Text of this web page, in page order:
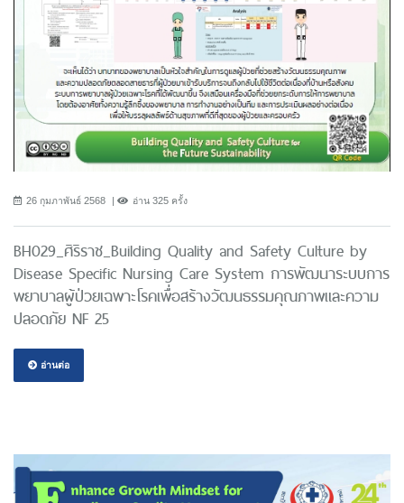
26 กุมภาพันธ์ 2568 อ่าน 325 ครั้ง
BH029_ศิริราช_Building Quality and Safety Culture by
Disease Specific Nursing Care System การพัฒนาระบบการ
พยาบาลผู้ป่วยเฉพาะโรคเพื่อสร้างวัฒนธรรมคุณภาพและความ
ปลอดภัย NF 25
อ่านต่อ